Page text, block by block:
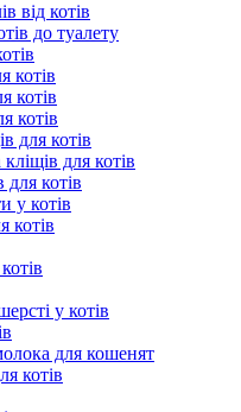
від котів
до туалету
котів
котів
котів
для котів
для котів
для котів
у котів
котів
у котів
для кошенят
котів